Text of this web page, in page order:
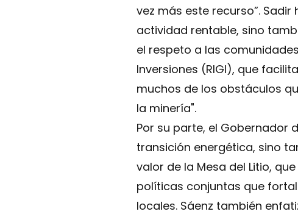
vez más este recurso”.
actividad rentable, sino
el respeto a las
Inversiones (RIGI), que
muchos de los obstáculos
la minería".
Por su parte, el Gobernador
transición energética, sino
valor de la Mesa del Litio,
políticas conjuntas que
locales. Sáenz también